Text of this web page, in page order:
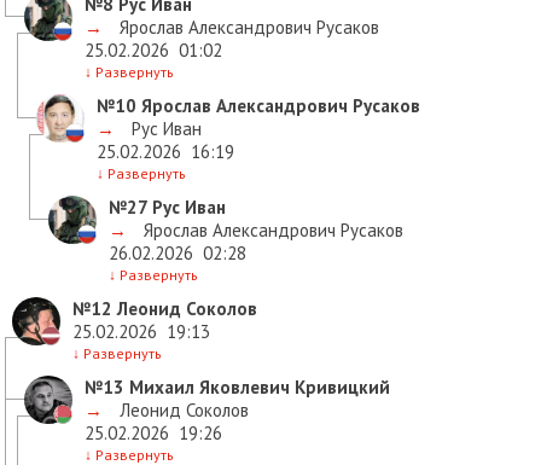
→
Ярослав Александрович Русаков
25.02.2026 01:02
↓ Развернуть
№10 Ярослав Александрович Русаков
→
Рус Иван
25.02.2026 16:19
↓ Развернуть
№27 Рус Иван
→
Ярослав Александрович Русаков
26.02.2026 02:28
↓ Развернуть
№12 Леонид Соколов
25.02.2026 19:13
↓ Развернуть
№13 Михаил Яковлевич Кривицкий
→
Леонид Соколов
25.02.2026 19:26
↓ Развернуть